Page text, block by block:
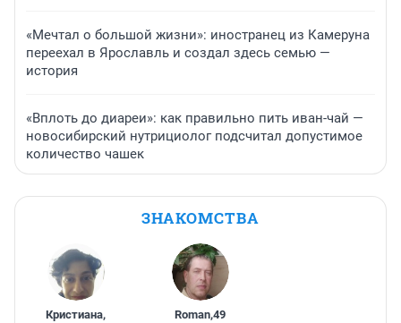
«Мечтал о большой жизни»: иностранец из Камеруна
переехал в Ярославль и создал здесь семью —
история
«Вплоть до диареи»: как правильно пить иван-чай —
новосибирский нутрициолог подсчитал допустимое
количество чашек
ЗНАКОМСТВА
Кристиана,
Roman,49